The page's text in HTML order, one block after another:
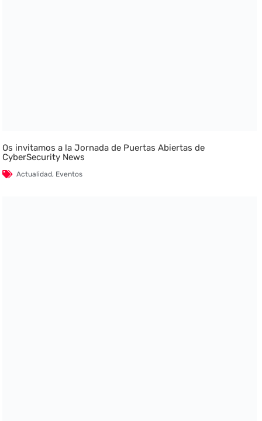
Os invitamos a la Jornada de Puertas Abiertas de
CyberSecurity News
Actualidad, Eventos